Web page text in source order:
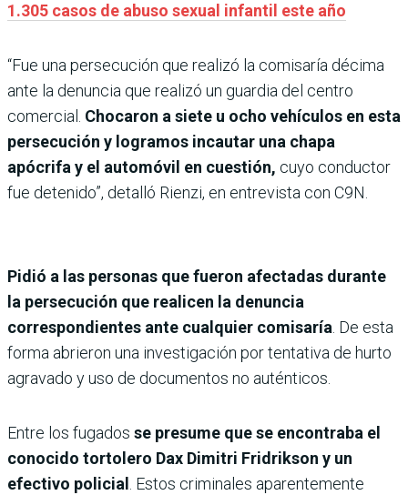
1.305 casos de abuso sexual infantil este año
“Fue una persecución que realizó la comisaría décima
ante la denuncia que realizó un guardia del centro
comercial. Chocaron a siete u ocho vehículos en esta
persecución y logramos incautar una chapa
apócrifa y el automóvil en cuestión, cuyo conductor
fue detenido”, detalló Rienzi, en entrevista con C9N.
Pidió a las personas que fueron afectadas durante
la persecución que realicen la denuncia
correspondientes ante cualquier comisaría . De esta
forma abrieron una investigación por tentativa de hurto
agravado y uso de documentos no auténticos.
Entre los fugados se presume que se encontraba el
conocido tortolero Dax Dimitri Fridrikson y un
efectivo policial
. Estos criminales aparentemente